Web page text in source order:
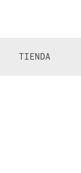
TIENDA